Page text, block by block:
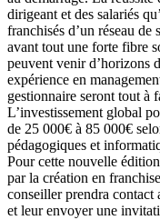
dirigeant et des salariés
franchisés d’un réseau
avant tout une forte fibre
peuvent venir d’horizons
expérience en
gestionnaire seront tout à
L’investissement global
de 25 000€ à 85 000€
pédagogiques et
Pour cette nouvelle
par la création en
conseiller prendra
et leur envoyer une